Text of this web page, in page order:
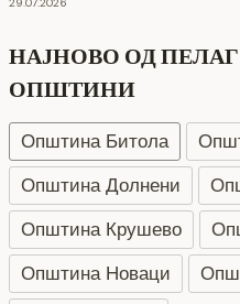
НАЈНОВО ОД
ОПШТИНИ
Општина Битола
Општина Долнени
Општина Крушево
Општина Новаци